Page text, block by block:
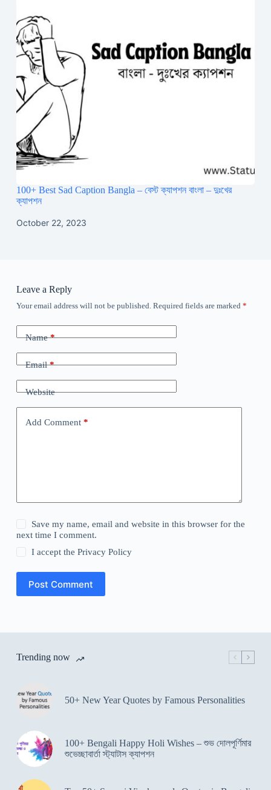
100+ Best Sad Caption Bangla – বেস্ট ক্যাপশন বাংলা – দুঃখের
ক্যাপশন
October 22, 2023
Leave a Reply
Your email address will not be published. Required fields are marked *
Name*
Email*
Website
Add Comment*
Save my name, email and website in this browser for the
next time I comment.
I accept thePrivacy Policy
Post Comment
A
t
e
t
i
Trending now
50+ New Year Quotes by Famous Personalities
100+ Bengali Happy Holi Wishes – শুভ দোলপূর্ণিমার
শুভেচ্ছাবার্তা স্ট্যাটাস ক্যাপশন